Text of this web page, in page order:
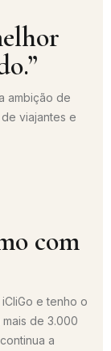
ambição de
viajantes e
com
e tenho o
de 3.000
a